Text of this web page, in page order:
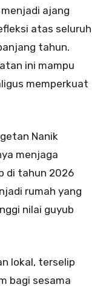
ajang
atas seluruh
tahun.
ini mampu
memperkuat
Nanik
menjaga
di tahun 2026
rumah yang
nilai guyub
lokal, terselip
bagi sesama